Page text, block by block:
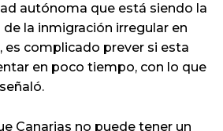
autónoma que está siendo la
la inmigración irregular en
es complicado prever si esta
en poco tiempo, con lo que
Canarias no puede tener un